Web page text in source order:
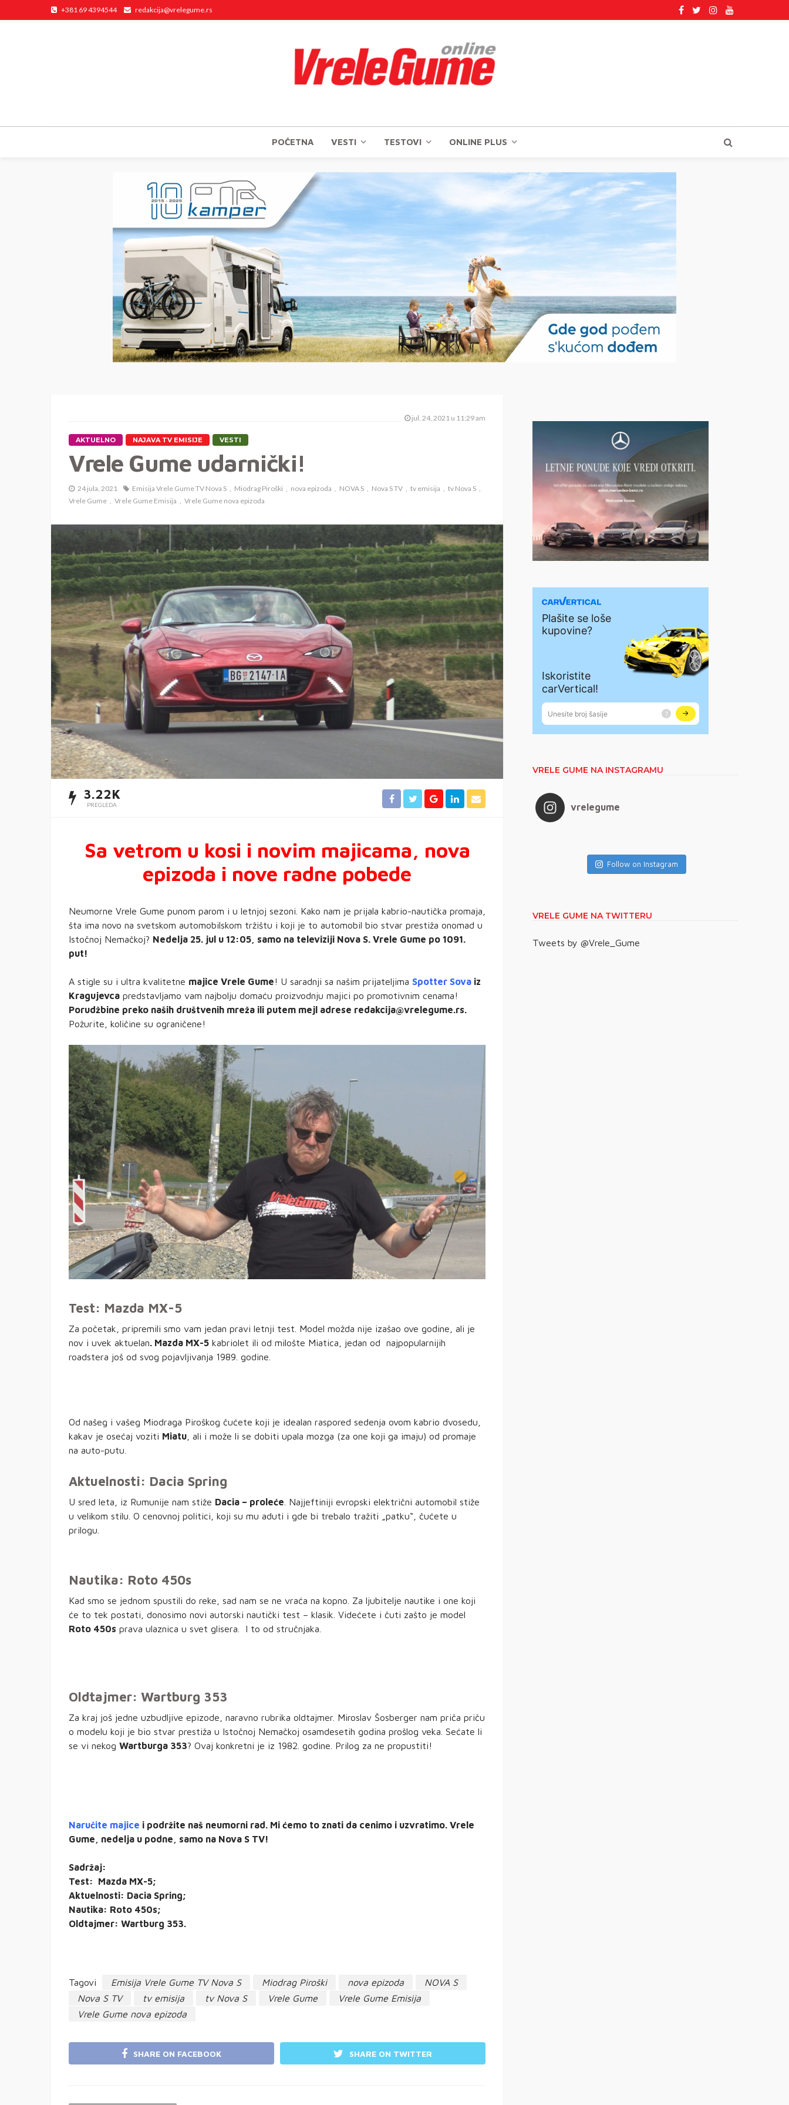
+381 69 4394544 redakcija@vrelegume.rs
POČETNA VESTI TESTOVI ONLINE PLUS
jul. 24, 2021 u 11:29 am
AKTUELNO NAJAVA TV EMISIJE VESTI
Vrele Gume udarnički!
24 jula, 2021 Emisija Vrele Gume TV Nova S Miodrag Piroški nova epizoda NOVA S Nova S TV tv emisija
tv Nova S
Vrele Gume
Vrele Gume Emisija Vrele Gume nova epizoda
3.22K
PREGLEDA
Sa vetrom u kosi i novim majicama, nova
epizoda i nove radne pobede
Neumorne Vrele Gume punom parom i u letnjoj sezoni. Kako nam je prijala kabrio-nautička promaja,
šta ima novo na svetskom automobilskom tržištu i koji je to automobil bio stvar prestiža onomad u
Istočnoj Nemačkoj? Nedelja 25. jul u 12:05, samo na televiziji Nova S. Vrele Gume po 1091.
put!
A stigle su i ultra kvalitetne majice Vrele Gume! U saradnji sa našim prijateljima Spotter Sova iz
Kragujevca predstavljamo vam najbolju domaću proizvodnju majici po promotivnim cenama!
Porudžbine preko naših društvenih mreža ili putem mejl adrese redakcija@vrelegume.rs.
Požurite, količine su ograničene!
Test: Mazda MX-5
Za početak, pripremili smo vam jedan pravi letnji test. Model možda nije izašao ove godine, ali je
nov i uvek aktuelan. Mazda MX-5 kabriolet ili od milošte Miatica, jedan od najpopularnijih
roadstera još od svog pojavljivanja 1989. godine.
Od našeg i vašeg Miodraga Piroškog čućete koji je idealan raspored sedenja ovom kabrio dvosedu,
kakav je osećaj voziti Miatu , ali i može li se dobiti upala mozga (za one koji ga imaju) od promaje
na auto-putu.
Aktuelnosti: Dacia Spring
U sred leta, iz Rumunije nam stiže Dacia – proleće . Najjeftiniji evropski električni automobil stiže
u velikom stilu. O cenovnoj politici, koji su mu aduti i gde bi trebalo tražiti „patku“, čućete u
prilogu.
Nautika: Roto 450s
Kad smo se jednom spustili do reke, sad nam se ne vraća na kopno. Za ljubitelje nautike i one koji
će to tek postati, donosimo novi autorski nautički test – klasik. Videćete i čuti zašto je model
Roto 450s prava ulaznica u svet glisera. I to od stručnjaka.
Oldtajmer: Wartburg 353
Za kraj još jedne uzbudljive epizode, naravno rubrika oldtajmer. Miroslav Šosberger nam priča priču
o modelu koji je bio stvar prestiža u Istočnoj Nemačkoj osamdesetih godina prošlog veka. Sećate li
se vi nekog Wartburga 353? Ovaj konkretni je iz 1982. godine. Prilog za ne propustiti!
Naručite majice i podržite naš neumorni rad. Mi ćemo to znati da cenimo i uzvratimo. Vrele
Gume, nedelja u podne, samo na Nova S TV!
Sadržaj:
Test: Mazda MX-5;
Aktuelnosti: Dacia Spring;
Nautika: Roto 450s;
Oldtajmer: Wartburg 353.
Tagovi Emisija Vrele Gume TV Nova S Miodrag Piroški nova epizoda
NOVA S
Nova S TV
tv emisija tv Nova S Vrele Gume
Vrele Gume Emisija
Vrele Gume nova epizoda
SHARE ON FACEBOOK SHARE ON TWITTER
VRELE GUME NA INSTAGRAMU
vrelegume
Follow on Instagram
VRELE GUME NA TWITTERU
Tweets by @Vrele_Gume